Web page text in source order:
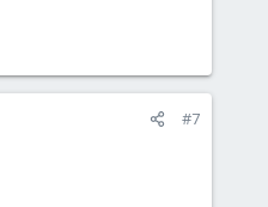
#7